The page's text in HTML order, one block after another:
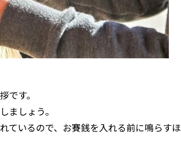
です。
ましょう。
ているので、お賽銭を入れる前に鳴らすほ